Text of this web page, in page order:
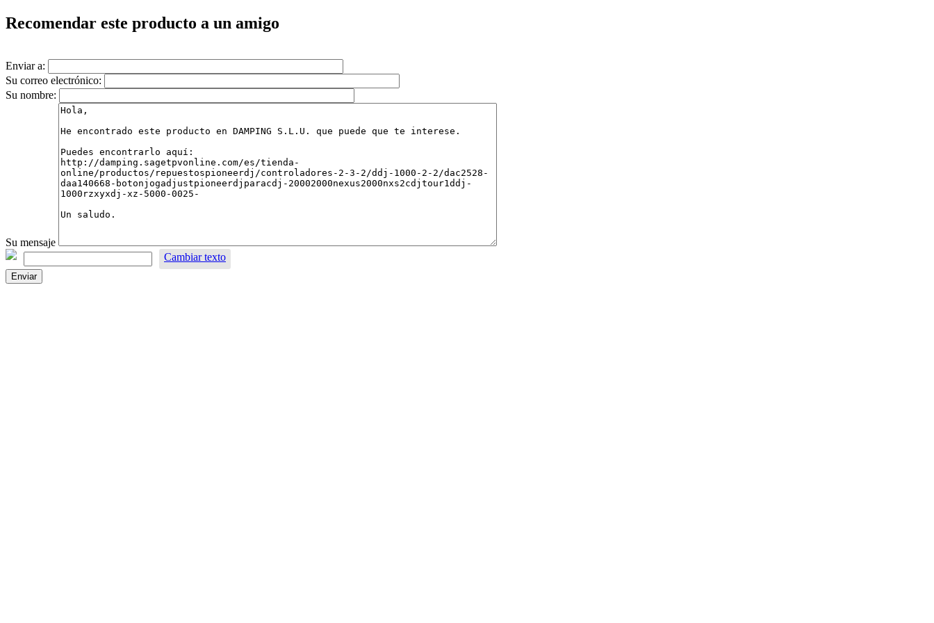
Recomendar este producto a un amigo
Enviar a:
Su correo electrónico:
Su nombre:
Su mensaje
Cambiar texto